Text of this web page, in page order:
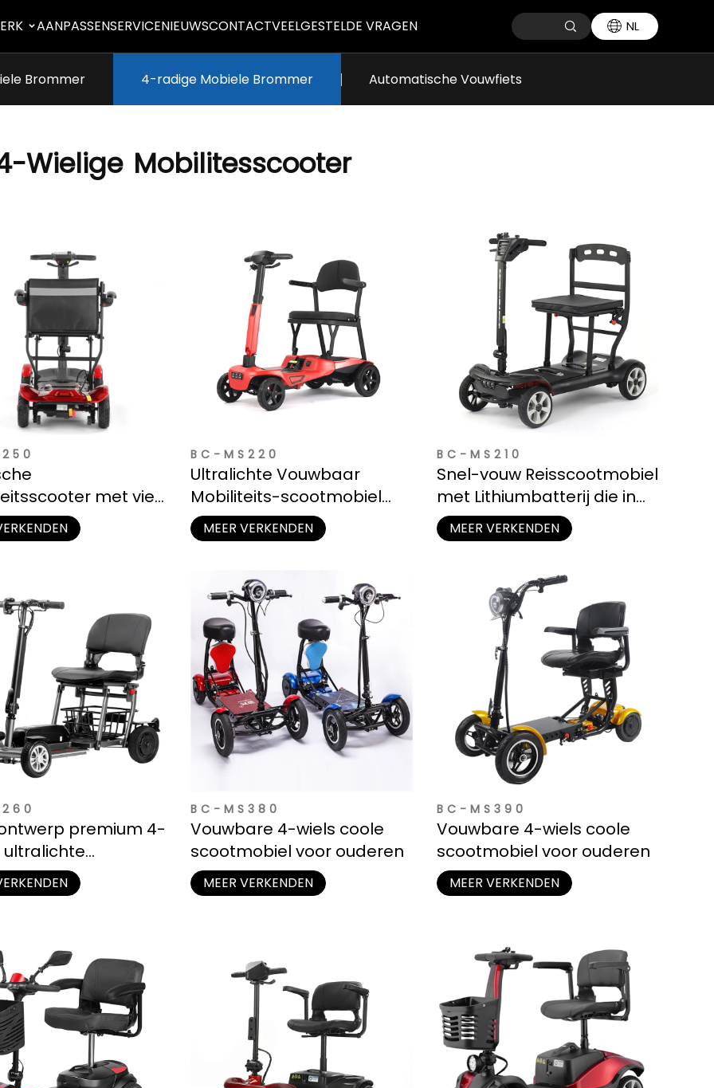
AANPASSENSERVICENIEUWSCONTACTVEELGESTELDE VRAGEN NL
Brommer 4-radige Mobiele Brommer Automatische Vouwfiets
Wielige Mobilitesscooter
met vier
alle terreinen
BC-MS220
Ultralichte Vouwbaar
Mobiliteits-scootmobiel
voor Compacte Opberging
MEER VERKENDEN
BC-MS210
Snel-vouw Reisscootmobiel
met Lithiumbatterij die in
Autokoffer Past
MEER VERKENDEN
premium 4-
ultralichte
voor ouderen
BC-MS380
Vouwbare 4-wiels coole
scootmobiel voor ouderen
MEER VERKENDEN
BC-MS390
Vouwbare 4-wiels coole
scootmobiel voor ouderen
MEER VERKENDEN